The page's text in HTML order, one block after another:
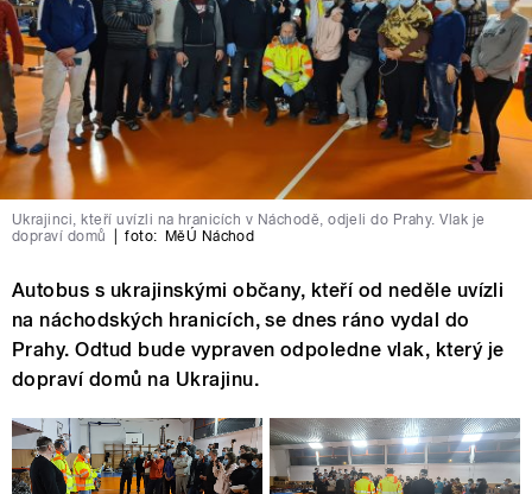
Ukrajinci, kteří uvízli na hranicích v Náchodě, odjeli do Prahy. Vlak je
dopraví domů
foto: MěÚ Náchod
Autobus s ukrajinskými občany, kteří od neděle uvízli
na náchodských hranicích, se dnes ráno vydal do
Prahy. Odtud bude vypraven odpoledne vlak, který je
dopraví domů na Ukrajinu.